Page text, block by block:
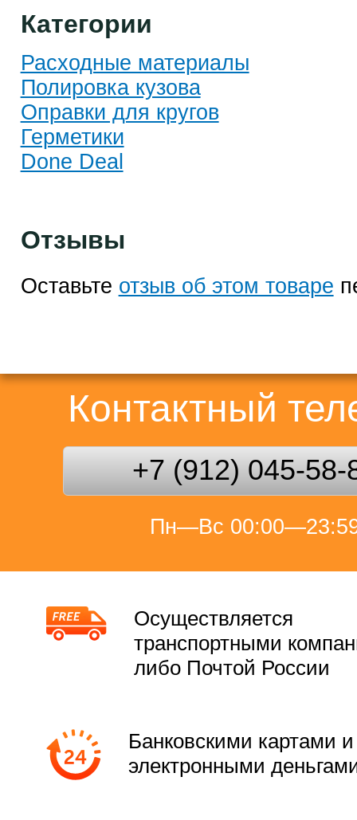
Категории
Расходные материалы
Полировка кузова
Оправки для кругов
Герметики
Done Deal
Отзывы
Оставьте отзыв об этом товаре
Контактный
+7 (912) 045-58-
Пн—Вс
Осуществляется
транспортными
либо Почтой России
Банковскими картами и
электронными